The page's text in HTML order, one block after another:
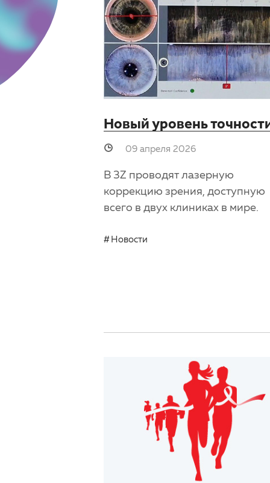
Новый уровень
09 апреля 2026
В 3Z проводят лазерную
коррекцию зрения, доступную
всего в двух клиниках в мире.
Новости